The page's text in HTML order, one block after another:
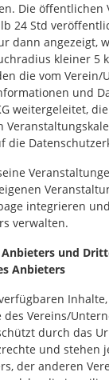
Die öffentlichen
24 Std
dann angezeigt,
kleiner 5
die vom Verein/
und
weitergeleitet,
die
integrieren
verwalten.
und
Anbieters
Vereins/
durch das
und stehen
der anderen